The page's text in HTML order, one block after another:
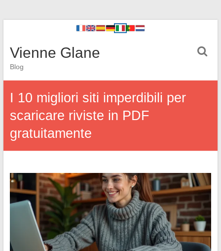
Vienne Glane
Blog
I 10 migliori siti imperdibili per
scaricare riviste in PDF
gratuitamente